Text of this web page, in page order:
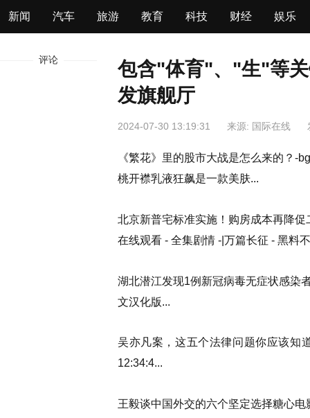
新闻 汽车 旅游 教育 科技 财经 娱乐
评论
包含"体育"、"生"等
发旗舰厅
2024-07-30 13:19:31 来源: 国际在线
《繁花》里的股市大战是怎么来的？-
桃开襟乳液狂飙是一款美肤...
北京新普宅标准实施！购房成本再降
在线观看 - 全集剧情 -|万篇长征 - 黑料
湖北潜江发现1例新冠病毒无症状感染
文汉化版...
吴亦凡案，这五个法律问题你应该知
12:34:4...
王毅谈中国外交的六个坚定选择糖心